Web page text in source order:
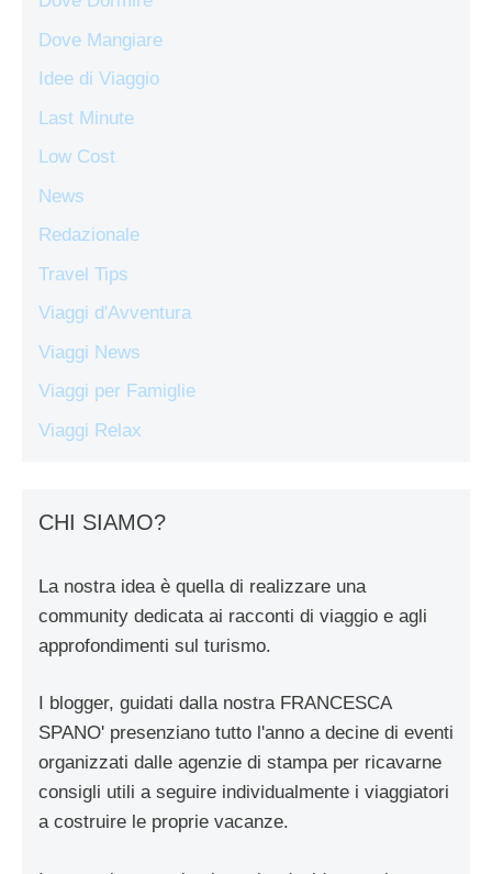
Dove Mangiare
Idee di Viaggio
Last Minute
Low Cost
News
Redazionale
Travel Tips
Viaggi d'Avventura
Viaggi News
Viaggi per Famiglie
Viaggi Relax
CHI SIAMO?
La nostra idea è quella di realizzare una
community dedicata ai racconti di viaggio e agli
approfondimenti sul turismo.
I blogger, guidati dalla nostra FRANCESCA
SPANO' presenziano tutto l'anno a decine di eventi
organizzati dalle agenzie di stampa per ricavarne
consigli utili a seguire individualmente i viaggiatori
a costruire le proprie vacanze.